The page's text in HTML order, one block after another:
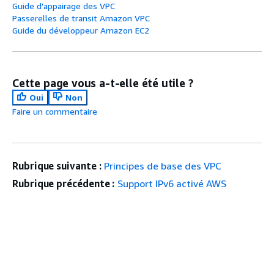
Guide d'appairage des VPC
Passerelles de transit Amazon VPC
Guide du développeur Amazon EC2
Cette page vous a-t-elle été utile ?
Oui
Non
Faire un commentaire
Rubrique suivante : Principes de base des VPC
Rubrique précédente : Support IPv6 activé AWS